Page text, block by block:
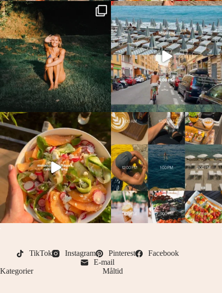
TikTok Instagram Pinterest
Facebook
E-mail
Kategorier
Måltid